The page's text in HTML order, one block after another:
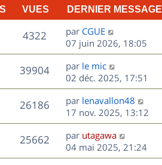
VUES DERNIER MESSAGE
4322V
u
e
s
D
e
r
n
i
e
r
m
e
s
s
a
par CGUE
07 juin 2026, 18:05
39904V
u
e
s
D
e
r
n
i
e
r
m
e
par le mic
02 déc. 2025, 17:51
26186V
u
e
D
e
r
n
i
e
par lenavallon48
17 nov. 2025, 13:12
25662V
u
D
e
r
par utagawa
04 mai 2025, 21:24